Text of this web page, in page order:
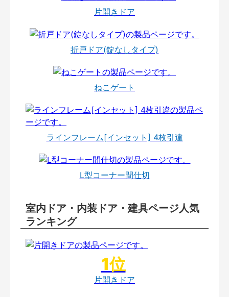
片開きドア
折戸ドア(錠なしタイプ)
ねこゲート
ラインフレーム[インセット] 4枚引違
L型コーナー間仕切
室内ドア・内装ドア・建具ページ人気
ランキング
片開きドア